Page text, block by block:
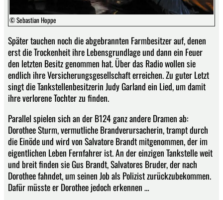
© Sebastian Hoppe
Später tauchen noch die abgebrannten Farmbesitzer auf, denen
erst die Trockenheit ihre Lebensgrundlage und dann ein Feuer
den letzten Besitz genommen hat. Über das Radio wollen sie
endlich ihre Versicherungsgesellschaft erreichen. Zu guter Letzt
singt die Tankstellenbesitzerin Judy Garland ein Lied, um damit
ihre verlorene Tochter zu finden.
Parallel spielen sich an der B124 ganz andere Dramen ab:
Dorothee Sturm, vermutliche Brandverursacherin, trampt durch
die Einöde und wird von Salvatore Brandt mitgenommen, der im
eigentlichen Leben Fernfahrer ist. An der einzigen Tankstelle weit
und breit finden sie Gus Brandt, Salvatores Bruder, der nach
Dorothee fahndet, um seinen Job als Polizist zurückzubekommen.
Dafür müsste er Dorothee jedoch erkennen …